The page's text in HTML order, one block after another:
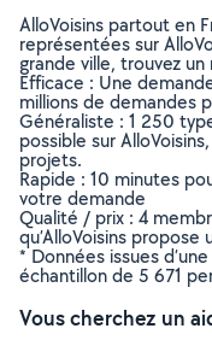
AlloVoisins partout en
représentées sur
grande ville, trouvez
Efficace : Une
millions de demandes
Généraliste : 1 250
possible sur
projets.
Rapide : 10 minutes
votre demande
Qualité / prix : 4
qu’AlloVoisins
* Données issues
échantillon de 5 671
Vous cherchez un